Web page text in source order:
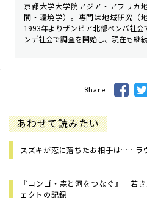
京都大学大学院アジア・アフリカ
間・環境学）。専門は地域研究（
1993年よりザンビア北部ベンバ社
ンデ社会で調査を開始し、現在も継続
Share
あわせて読みたい
スズキが恋に落ちたお相手は……ラ
『コンゴ・森と河をつなぐ』 若
ェクトの記録